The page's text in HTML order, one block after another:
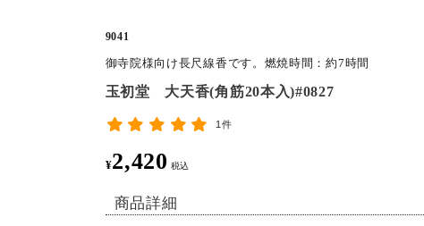
9041
御寺院様向け長尺線香です。燃焼時間：約7時間
玉初堂 大天香(角筋20本入)#0827
1件
¥2,420 税込
商品詳細